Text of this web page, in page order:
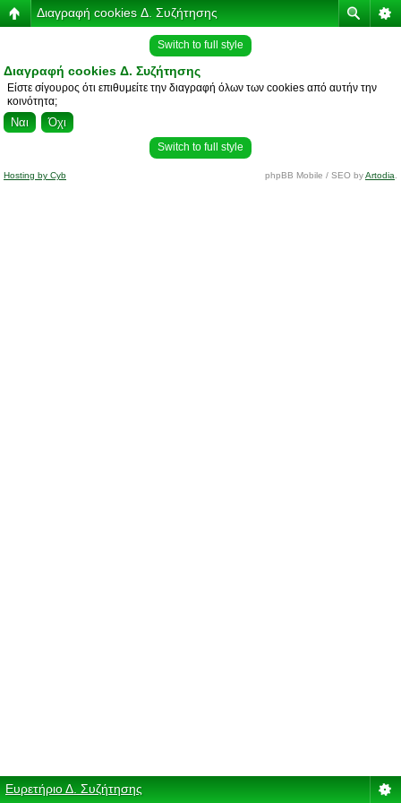
Διαγραφή cookies Δ. Συζήτησης
Switch to full style
Διαγραφή cookies Δ. Συζήτησης
Είστε σίγουρος ότι επιθυμείτε την διαγραφή όλων των cookies από αυτήν την
κοινότητα;
Switch to full style
Hosting by Cyb phpBB Mobile / SEO byArtodia
Ευρετήριο Δ. Συζήτησης